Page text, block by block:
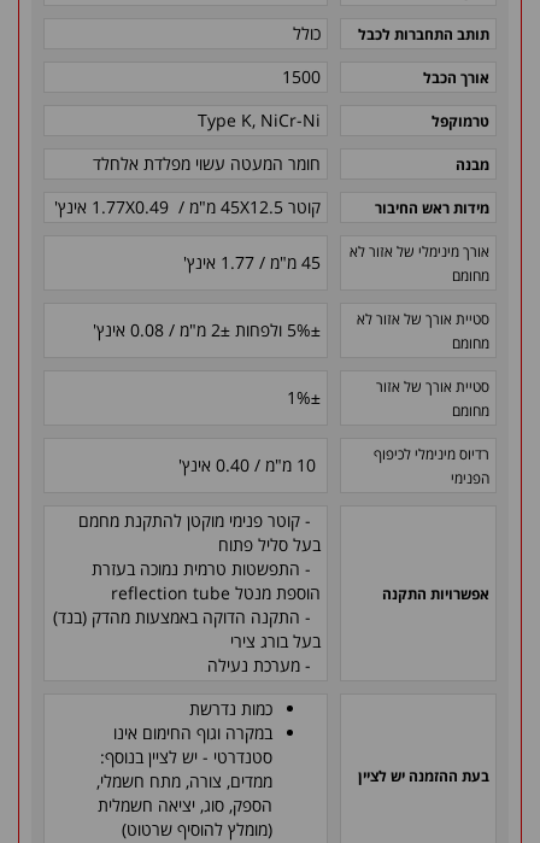
תותב התחברות לכבל כולל
אורך הכבל 1500
טרמוקפל Type K, NiCr-Ni
מבנה חומר המעטה עשוי מפלדת אלחלד
מידות ראש החיבור קוטר 45X12.5 מ"מ / 1.77X0.49 אינץ'
אורך מינימלי של אזור לא
מחומם
45 מ"מ / 1.77 אינץ'
סטיית אורך של אזור לא
מחומם
±5% ולפחות ±2 מ"מ / 0.08 אינץ'
סטיית אורך של אזור
מחומם
±
1%
רדיוס מינימלי לכיפוף
הפנימי
אפשרויות התקנה
- קוטר פנימי מוקטן להתקנת מחמם
בעל סליל פתוח
- התפשטות טרמית נמוכה בעזרת
הוספת מנטל reflection tube
- התקנה הדוקה באמצעות מהדק (בנד)
בעל בורג צירי
- מערכת נעילה
בעת ההזמנה יש לציין
כמות נדרשת
במקרה וגוף החימום אינו
סטנדרטי - יש לציין בנוסף:
ממדים, צורה, מתח חשמלי,
הספק, סוג, יציאה חשמלית
(מומלץ להוסיף שרטוט)